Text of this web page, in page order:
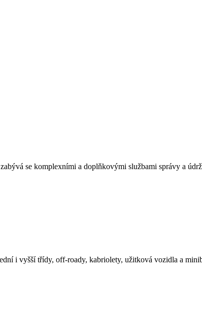
se komplexními a doplňkovými službami správy a
i vyšší třídy, off-roady, kabriolety, užitková vozidla a